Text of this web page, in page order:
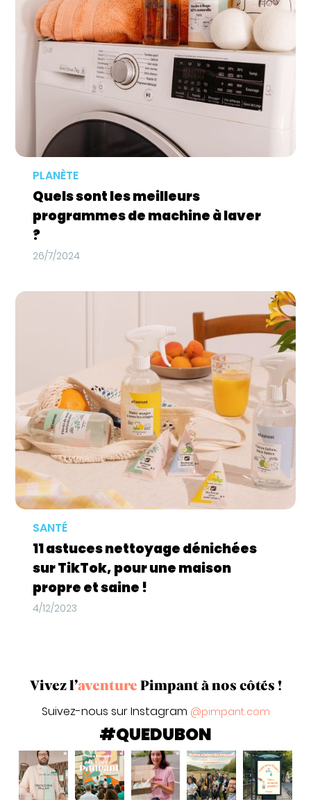
PLANÈTE
Quels sont les meilleurs
programmes de machine à laver
?
26/7/2024
SANTÉ
11 astuces nettoyage dénichées
sur TikTok, pour une maison
propre et saine !
4/12/2023
Vivez l’aventurePimpant à nos côtés !
Suivez-nous sur Instagram @pimpant.com
#QUEDUBON